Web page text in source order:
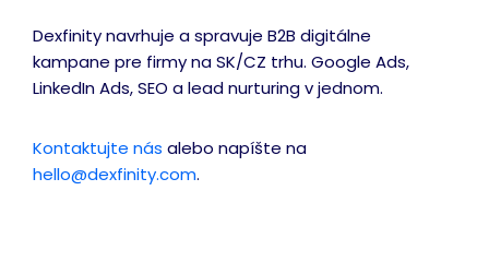
Dexfinity navrhuje a spravuje B2B digitálne
kampane pre firmy na SK/CZ trhu. Google Ads,
LinkedIn Ads, SEO a lead nurturing v jednom.
Kontaktujte nás alebo napíšte na
hello@dexfinity.com.